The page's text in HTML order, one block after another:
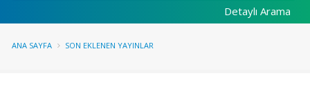
Detaylı Arama
ANA SAYFA SON EKLENEN YAYINLAR